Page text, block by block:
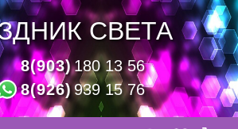
СВЕТА
8(903)180 13 56
8(926)939 15 76